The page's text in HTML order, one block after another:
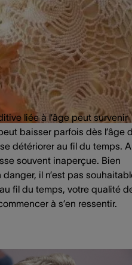
les deux oreilles.
liée à l’âge peut survenir
baisser parfois dès l’âge
détériorer au fil du temps.
souvent inaperçue. Bien
il n’est pas
fil du temps, votre qualité
à s’en ressentir.